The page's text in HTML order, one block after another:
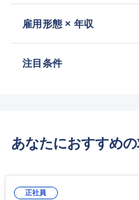
雇用形態 × 年収
注目条件
あなたにおすすめの
正社員